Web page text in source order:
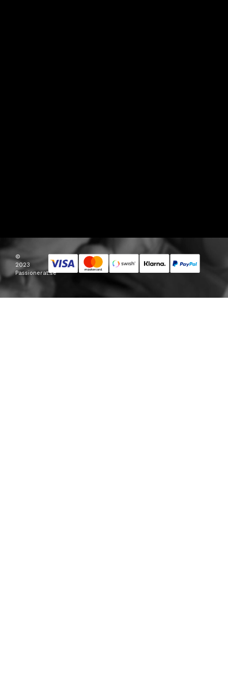
©
2023
Passionerat.se